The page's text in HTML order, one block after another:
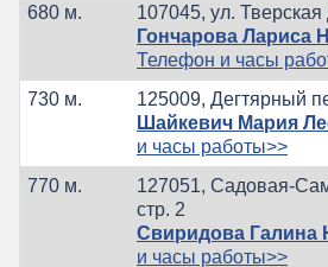
680 м.
107045, ул.
Гончарова Лариса
Телефон и часы
730 м.
125009, Дегтярный
Шайкевич Мария
и часы работы>>
770 м.
127051, Садовая-
стр. 2
Свиридова Галина
и часы работы>>